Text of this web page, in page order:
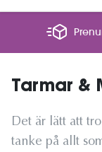
Tarmar &
Det är lätt att
tanke på allt